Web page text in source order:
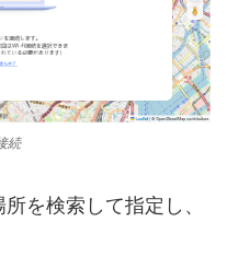
続
を検索して指定し、